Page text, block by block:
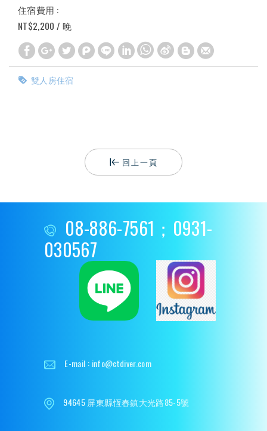
住宿費用 :
NT$2,200 / 晚
雙人房住宿
回上一頁
08-886-7561；0931-
030567
E-mail : info@ctdiver.com
94645 屏東縣恆春鎮大光路85-5號